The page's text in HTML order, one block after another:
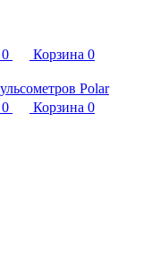
0 Корзина 0
0 Корзина 0